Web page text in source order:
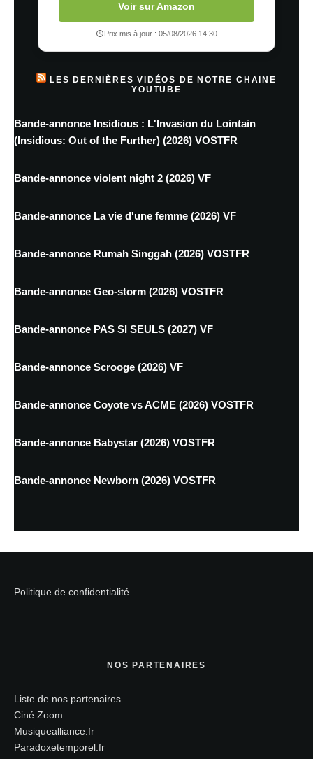
Voir sur Amazon
Prix mis à jour : 05/08/2026 14:30
LES DERNIÈRES VIDÉOS DE NOTRE CHAINE
YOUTUBE
Bande-annonce Insidious : L'Invasion du Lointain
(Insidious: Out of the Further) (2026) VOSTFR
Bande-annonce violent night 2 (2026) VF
Bande-annonce La vie d'une femme (2026) VF
Bande-annonce Rumah Singgah (2026) VOSTFR
Bande-annonce Geo-storm (2026) VOSTFR
Bande-annonce PAS SI SEULS (2027) VF
Bande-annonce Scrooge (2026) VF
Bande-annonce Coyote vs ACME (2026) VOSTFR
Bande-annonce Babystar (2026) VOSTFR
Bande-annonce Newborn (2026) VOSTFR
Politique de confidentialité
NOS PARTENAIRES
Liste de nos partenaires
Ciné Zoom
Musiquealliance.fr
Paradoxetemporel.fr